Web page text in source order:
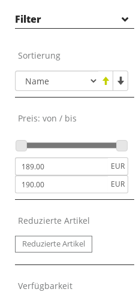
FAHRRÄDER
OUTLET
ZUBEHÖR
TEILE
TOP ARTIKEL
NEUHEITEN
Filter
Sortierung
Preis: von / bis
EUR
EUR
Reduzierte Artikel
Reduzierte Artikel
Verfügbarkeit